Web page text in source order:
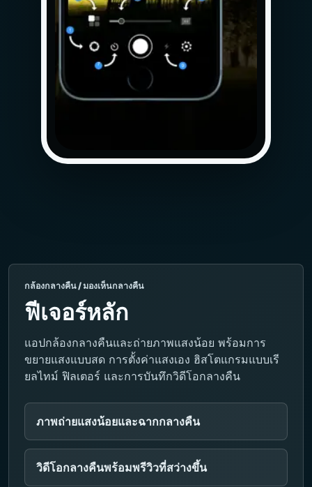
กล้องกลางคืน / มองเห็นกลางคืน
ฟีเจอร์หลัก
แอปกล้องกลางคืนและถ่ายภาพแสงน้อย พร้อมการ
ขยายแสงแบบสด การตั้งค่าแสงเอง ฮิสโตแกรมแบบเรี
ยลไทม์ ฟิลเตอร์ และการบันทึกวิดีโอกลางคืน
ภาพถ่ายแสงน้อยและฉากกลางคืน
วิดีโอกลางคืนพร้อมพรีวิวที่สว่างขึ้น